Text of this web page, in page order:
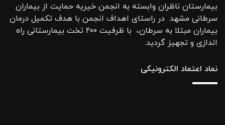
بیمارستان ناظران وابسته به انجمن خیریه حمایت از بیماران
سرطانی مشهد در راستای اهداف انجمن با هدف تکمیل درمان
بیماران مبتلا به سرطان، با ظرفیت ۲۰۰ تخت بیمارستانی راه
اندازی و تجهیز گردید.
نماد اعتماد الکترونیکی